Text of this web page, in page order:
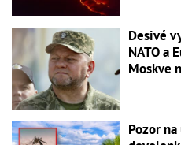
Desivé
NATO a
Moskve
Pozor